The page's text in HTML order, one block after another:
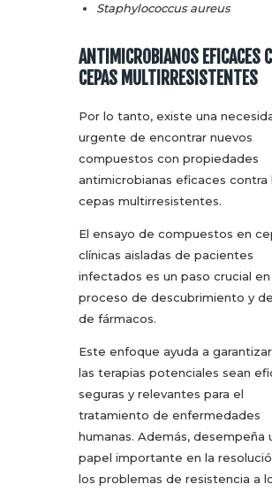
Staphylococcus aureus
ANTIMICROBIANOS EFICACES
CEPAS MULTIRRESISTENTES
Por lo tanto, existe una
urgente de encontrar nuevos
compuestos con propiedades
antimicrobianas eficaces contra
cepas multirresistentes.
El ensayo de compuestos en
clínicas aisladas de pacientes
infectados es un paso crucial en
proceso de descubrimiento y
de fármacos.
Este enfoque ayuda a
las terapias potenciales sean
seguras y relevantes para el
tratamiento de enfermedades
humanas. Además, desempeña
papel importante en la
los problemas de resistencia a